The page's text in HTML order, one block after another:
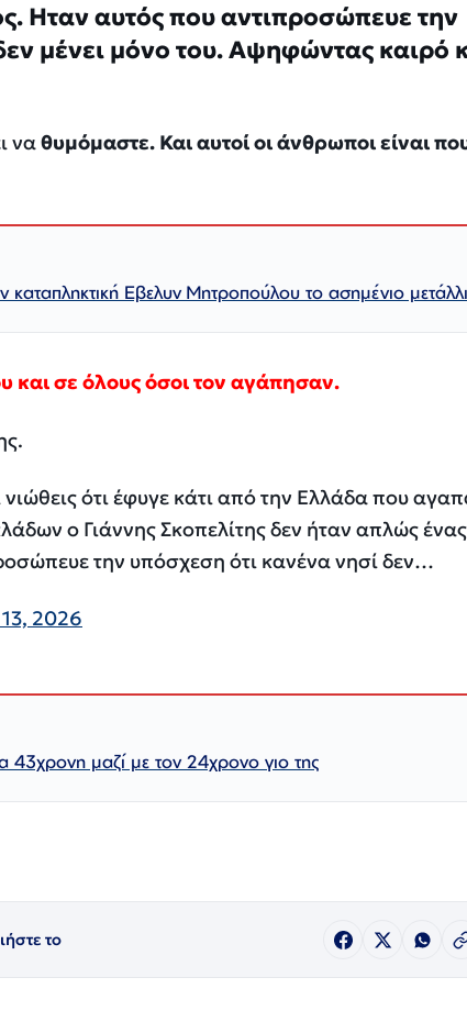
Ηταν αυτός που αντιπροσώπευε την
μένει μόνο του. Αψηφώντας καιρό
ναθυμόμαστε. Και αυτοί οι άνθρωποι είναι
Εβελυν Μητροπούλου το ασημένιο
και σε όλους όσοι τον αγάπησαν.
ότι έφυγε κάτι από την Ελλάδα που
ο Γιάννης Σκοπελίτης δεν ήταν απλώς ένας
την υπόσχεση ότι κανένα νησί δεν…
2026
43χρονη μαζί με τον 24χρονο γιο της
το